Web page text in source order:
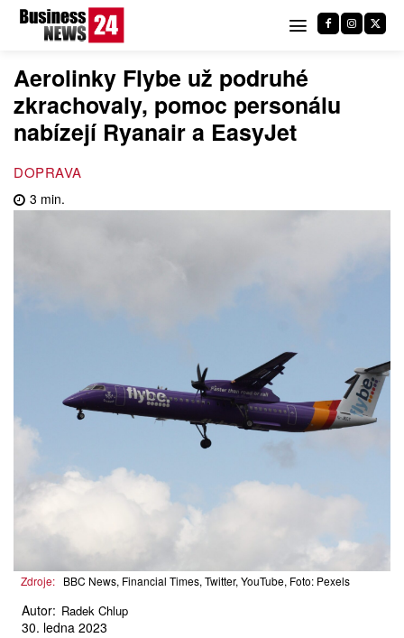
Aerolinky Flybe už podruhé
zkrachovaly, pomoc personálu
nabízejí Ryanair a EasyJet
DOPRAVA
3 min.
Zdroje: BBC News, Financial Times, Twitter, YouTube, Foto: Pexels
Autor: Radek Chlup
30. ledna 2023